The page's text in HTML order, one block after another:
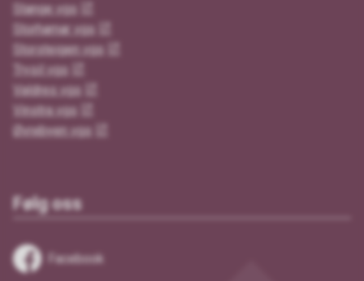
Stange vgs
Storhamar vgs
Storsteigen vgs
Trysil vgs
Valdres vgs
Vinstra vgs
Øvrebyen vgs
Følg oss
Facebook